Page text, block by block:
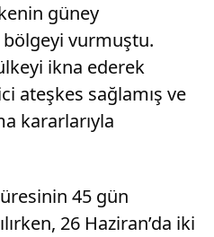
güney
bölgeyi vurmuştu.
ikna ederek
ateşkes sağlamış ve
kararlarıyla
45 gün
26 Haziran’da iki